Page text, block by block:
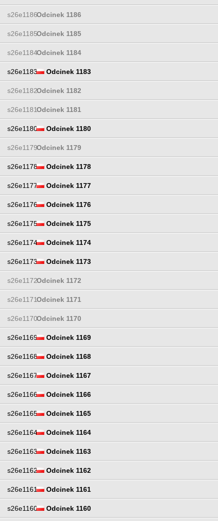
s26e1186Odcinek 1186
s26e1185Odcinek 1185
s26e1184Odcinek 1184
s26e1183 Odcinek 1183
s26e1182Odcinek 1182
s26e1181Odcinek 1181
s26e1180 Odcinek 1180
s26e1179Odcinek 1179
s26e1178 Odcinek 1178
s26e1177 Odcinek 1177
s26e1176 Odcinek 1176
s26e1175 Odcinek 1175
s26e1174 Odcinek 1174
s26e1173 Odcinek 1173
s26e1172Odcinek 1172
s26e1171Odcinek 1171
s26e1170Odcinek 1170
s26e1169 Odcinek 1169
s26e1168 Odcinek 1168
s26e1167 Odcinek 1167
s26e1166 Odcinek 1166
s26e1165 Odcinek 1165
s26e1164 Odcinek 1164
s26e1163 Odcinek 1163
s26e1162 Odcinek 1162
s26e1161 Odcinek 1161
s26e1160 Odcinek 1160